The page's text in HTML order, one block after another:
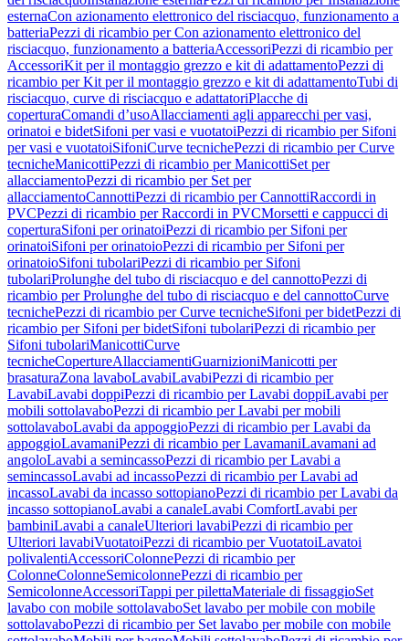
esternaCon azionamento elettronico del risciacquo, funzionamento a
batteriaPezzi di ricambio per Con azionamento elettronico del
risciacquo, funzionamento a batteriaAccessoriPezzi di ricambio per
AccessoriKit per il montaggio grezzo e kit di adattamentoPezzi di
ricambio per Kit per il montaggio grezzo e kit di adattamentoTubi di
risciacquo, curve di risciacquo e adattatoriPlacche di
coperturaComandi d’usoAllacciamenti agli apparecchi per vasi,
orinatoi e bidetSifoni per vasi e vuotatoiPezzi di ricambio per Sifoni
per vasi e vuotatoiSifoniCurve tecnichePezzi di ricambio per Curve
tecnicheManicottiPezzi di ricambio per ManicottiSet per
allacciamentoPezzi di ricambio per Set per
allacciamentoCannottiPezzi di ricambio per CannottiRaccordi in
PVCPezzi di ricambio per Raccordi in PVCMorsetti e cappucci di
coperturaSifoni per orinatoiPezzi di ricambio per Sifoni per
orinatoiSifoni per orinatoioPezzi di ricambio per Sifoni per
orinatoioSifoni tubolariPezzi di ricambio per Sifoni
tubolariProlunghe del tubo di risciacquo e del cannottoPezzi di
ricambio per Prolunghe del tubo di risciacquo e del cannottoCurve
tecnichePezzi di ricambio per Curve tecnicheSifoni per bidetPezzi di
ricambio per Sifoni per bidetSifoni tubolariPezzi di ricambio per
Sifoni tubolariManicottiCurve
tecnicheCopertureAllacciamentiGuarnizioniManicotti per
brasaturaZona lavaboLavabiLavabiPezzi di ricambio per
LavabiLavabi doppiPezzi di ricambio per Lavabi doppiLavabi per
mobili sottolavaboPezzi di ricambio per Lavabi per mobili
sottolavaboLavabi da appoggioPezzi di ricambio per Lavabi da
appoggioLavamaniPezzi di ricambio per LavamaniLavamani ad
angoloLavabi a semincassoPezzi di ricambio per Lavabi a
semincassoLavabi ad incassoPezzi di ricambio per Lavabi ad
incassoLavabi da incasso sottopianoPezzi di ricambio per Lavabi da
incasso sottopianoLavabi a canaleLavabi ComfortLavabi per
bambiniLavabi a canaleUlteriori lavabiPezzi di ricambio per
Ulteriori lavabiVuotatoiPezzi di ricambio per VuotatoiLavatoi
polivalentiAccessoriColonnePezzi di ricambio per
ColonneColonneSemicolonnePezzi di ricambio per
SemicolonneAccessoriTappi per pilettaMateriale di fissaggioSet
lavabo con mobile sottolavaboSet lavabo per mobile con mobile
sottolavaboPezzi di ricambio per Set lavabo per mobile con mobile